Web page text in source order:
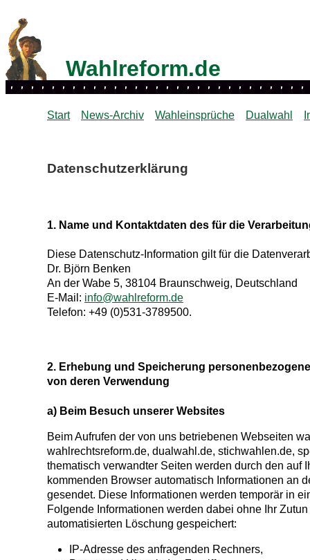
Wahlreform.de
Start News-Archiv Wahleinsprüche Dualwahl
Datenschutzerklärung
1. Name und Kontaktdaten des für die
Diese Datenschutz-Information gilt für die
Dr. Björn Benken
An der Wabe 5, 38104 Braunschweig, Deutschland
E-Mail: info@wahlreform.de
Telefon: +49 (0)531-3789500.
2. Erhebung und Speicherung
von deren Verwendung
a) Beim Besuch unserer Websites
Beim Aufrufen der von uns betriebenen Webseiten
wahlrechtsreform.de, dualwahl.de, stichwahlen.de,
thematisch verwandter Seiten werden durch den auf
kommenden Browser automatisch Informationen an
gesendet. Diese Informationen werden temporär in
Folgende Informationen werden dabei ohne Ihr
automatisierten Löschung gespeichert:
IP-Adresse des anfragenden Rechners,